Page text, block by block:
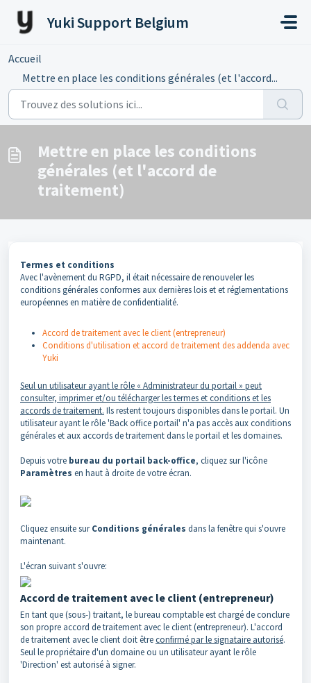
Yuki Support Belgium
Accueil
Mettre en place les conditions générales (et l'accord...
Mettre en place les conditions
générales (et l'accord de
traitement)
Termes et conditions
Avec l'avènement du RGPD, il était nécessaire de renouveler les
conditions générales conformes aux dernières lois et et réglementations
européennes en matière de confidentialité.
Accord de traitement avec le client (entrepreneur)
Conditions d'utilisation et accord de traitement des addenda avec
Yuki
Seul un utilisateur ayant le rôle « Administrateur du portail » peut
consulter, imprimer et/ou télécharger les termes et conditions et les
accords de traitement. Ils restent toujours disponibles dans le portail. Un
utilisateur ayant le rôle 'Back office portail' n'a pas accès aux conditions
générales et aux accords de traitement dans le portail et les domaines.
Depuis votre bureau du portail back-office, cliquez sur l'icône
Paramètres en haut à droite de votre écran.
Cliquez ensuite surConditions générales dans la fenêtre qui s'ouvre
maintenant.
L'écran suivant s'ouvre:
Accord de traitement avec le client (entrepreneur)
En tant que (sous-) traitant, le bureau comptable est chargé de conclure
son propre accord de traitement avec le client (entrepreneur). L'accord
de traitement avec le client doit êtreconfirmé par le signataire autorisé.
Seul le propriétaire d'un domaine ou un utilisateur ayant le rôle
'Direction' est autorisé à signer.